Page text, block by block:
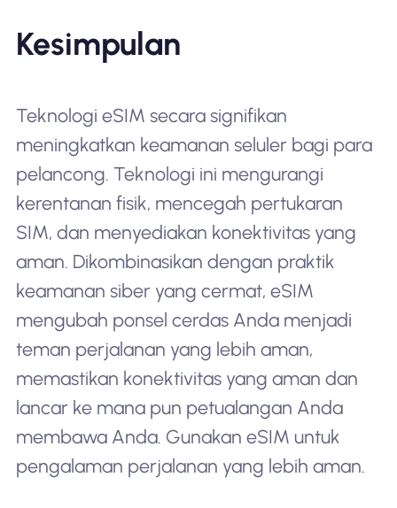
Kesimpulan
Teknologi eSIM secara signifikan
meningkatkan keamanan seluler bagi para
pelancong. Teknologi ini mengurangi
kerentanan fisik, mencegah pertukaran
SIM, dan menyediakan konektivitas yang
aman. Dikombinasikan dengan praktik
keamanan siber yang cermat, eSIM
mengubah ponsel cerdas Anda menjadi
teman perjalanan yang lebih aman,
memastikan konektivitas yang aman dan
lancar ke mana pun petualangan Anda
membawa Anda. Gunakan eSIM untuk
pengalaman perjalanan yang lebih aman.